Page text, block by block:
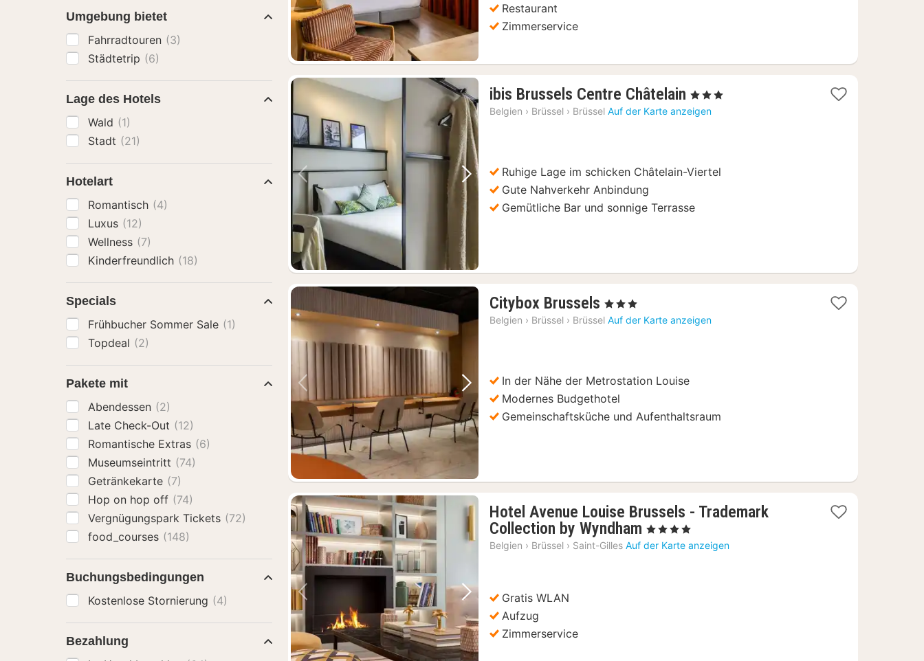
Restaurant
Zimmerservice
Vorheriges Bild Nächstes Bild
ibis Brussels Centre Châtelain 1
Nacht
, 3 Sterne
Belgien › Brüssel › Brüssel Auf der Karte anzeigen
Ruhige Lage im schicken Châtelain-Viertel
Gute Nahverkehr Anbindung
Gemütliche Bar und sonnige Terrasse
Vorheriges Bild Nächstes Bild
Citybox Brussels 1
Nacht
, 3 Sterne
Belgien › Brüssel › Brüssel Auf der Karte anzeigen
In der Nähe der Metrostation Louise
Modernes Budgethotel
Gemeinschaftsküche und Aufenthaltsraum
Vorheriges Bild Nächstes Bild
Hotel Avenue Louise Brussels - Trademark
Collection by Wyndham 1
Nacht
, 4 Sterne
Belgien › Brüssel › Saint-Gilles Auf der Karte anzeigen
Gratis WLAN
Aufzug
Zimmerservice
Umgebung bietet
Fahrradtouren (3)
Städtetrip (6)
Lage des Hotels
Wald (1)
Stadt (21)
Hotelart
Romantisch (4)
Luxus (12)
Wellness (7)
Kinderfreundlich (18)
Specials
Frühbucher Sommer Sale (1)
Topdeal (2)
Pakete mit
Abendessen (2)
Late Check-Out (12)
Romantische Extras (6)
Museumseintritt (74)
Getränkekarte (7)
Hop on hop off (74)
Vergnügungspark Tickets (72)
food_courses (148)
Buchungsbedingungen
Kostenlose Stornierung (4)
Bezahlung